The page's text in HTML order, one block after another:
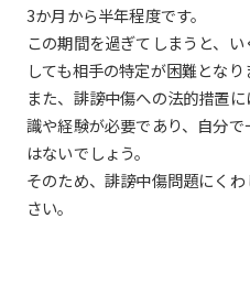
3か月から半年程度です。
この期間を過ぎてしまうと、
しても相手の特定が困難となり
また、誹謗中傷への法的措置
識や経験が必要であり、自分
はないでしょう。
そのため、誹謗中傷問題にく
さい。